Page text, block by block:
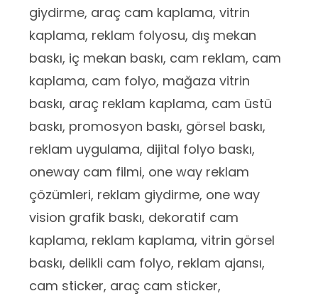
giydirme, araç cam kaplama, vitrin
kaplama, reklam folyosu, dış mekan
baskı, iç mekan baskı, cam reklam, cam
kaplama, cam folyo, mağaza vitrin
baskı, araç reklam kaplama, cam üstü
baskı, promosyon baskı, görsel baskı,
reklam uygulama, dijital folyo baskı,
oneway cam filmi, one way reklam
çözümleri, reklam giydirme, one way
vision grafik baskı, dekoratif cam
kaplama, reklam kaplama, vitrin görsel
baskı, delikli cam folyo, reklam ajansı,
cam sticker, araç cam sticker,